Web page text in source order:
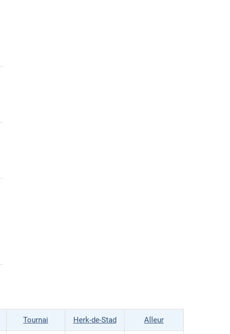
Tournai Herk-de-Stad Alleur